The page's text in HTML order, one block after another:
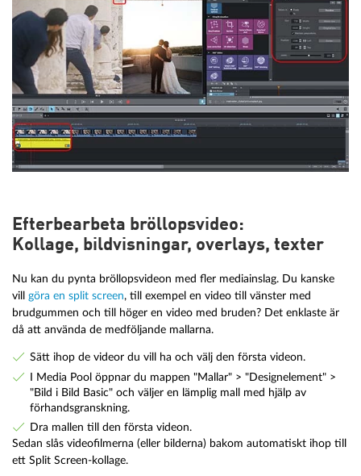
Efterbearbeta bröllopsvideo:
Kollage, bildvisningar, overlays, texter
Nu kan du pynta bröllopsvideon med fler mediainslag. Du kanske
vill göra en split screen, till exempel en video till vänster med
brudgummen och till höger en video med bruden? Det enklaste är
då att använda de medföljande mallarna.
Sätt ihop de videor du vill ha och välj den första videon.
I Media Pool öppnar du mappen "Mallar" > "Designelement" >
"Bild i Bild Basic" och väljer en lämplig mall med hjälp av
förhandsgranskning.
Dra mallen till den första videon.
Sedan slås videofilmerna (eller bilderna) bakom automatiskt ihop till
ett Split Screen-kollage.